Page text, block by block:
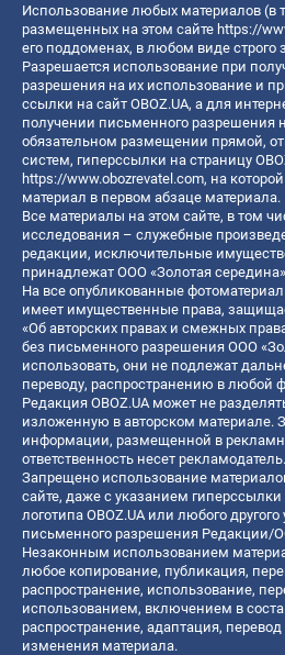
Использование любых материалов (в
размещенных на этом сайте https://
его поддоменах, в любом виде строго
Разрешается использование при
разрешения на их использование и
ссылки на сайт OBOZ.UA, а для
получении письменного разрешения
обязательном размещении прямой,
систем, гиперссылки на страницу
https://www.obozrevatel.com, на
материал в первом абзаце материала.
Все материалы на этом сайте, в том
исследования – служебные
редакции, исключительные
принадлежат ООО «Золотая
На все опубликованные
имеет имущественные права,
«Об авторских правах и смежных
без письменного разрешения ООО
использовать, они не подлежат
переводу, распространению в любой
Редакция OBOZ.UA может не
изложенную в авторском материале.
информации, размещенной в
ответственность несет рекламодатель.
Запрещено использование
сайте, даже с указанием гиперссылки
логотипа OBOZ.UA или любого
письменного разрешения Редакции/
Незаконным использованием
любое копирование, публикация,
распространение, использование,
использованием, включением в
распространение, адаптация,
изменения материала.